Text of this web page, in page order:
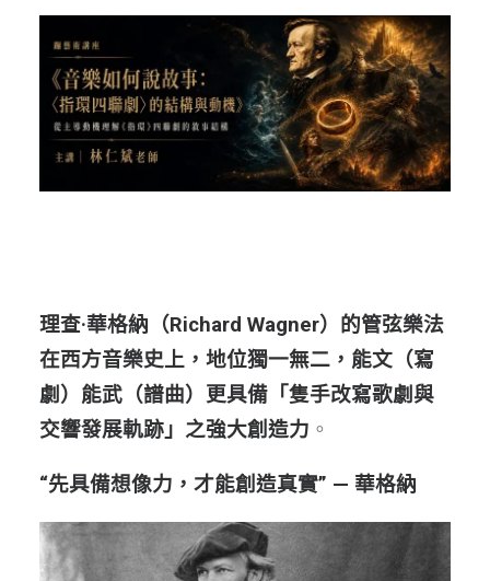
理查·華格納（Richard Wagner）的管弦樂法
在西方音樂史上，地位獨一無二，能文（寫
劇）能武（譜曲）更具備「隻手改寫歌劇與
交響發展軌跡」之強大創造力 。
“先具備想像力，才能創造真實” — 華格納